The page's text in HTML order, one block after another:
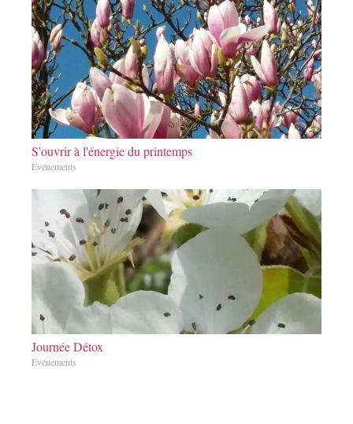
S'ouvrir à l'énergie du printemps
Événements
Journée Détox
Événements